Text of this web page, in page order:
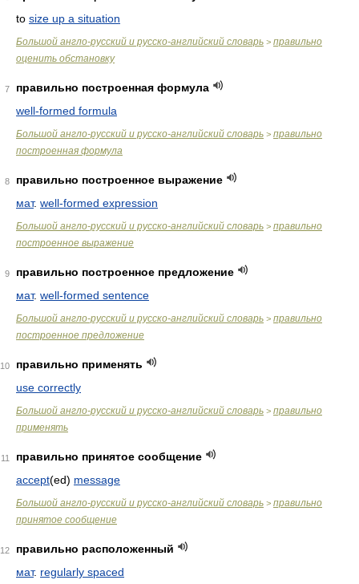
to size up a situation
Большой англо-русский и русско-английский словарь > правильно
оценить обстановку
7
правильно построенная формула
well-formed formula
Большой англо-русский и русско-английский словарь > правильно
построенная формула
8
правильно построенное выражение
мат. well-formed expression
Большой англо-русский и русско-английский словарь > правильно
построенное выражение
9
правильно построенное предложение
мат. well-formed sentence
Большой англо-русский и русско-английский словарь > правильно
построенное предложение
10
правильно применять
use correctly
Большой англо-русский и русско-английский словарь > правильно
применять
11
правильно принятое сообщение
accept(ed) message
Большой англо-русский и русско-английский словарь > правильно
принятое сообщение
12
правильно расположенный
мат. regularly spaced